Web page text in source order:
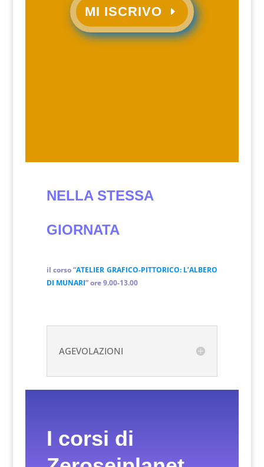
MI ISCRIVO
NELLA STESSA
GIORNATA
il corso “ATELIER GRAFICO-PITTORICO: L’ALBERO
DI MUNARI” ore 9.00-13.00
AGEVOLAZIONI
I corsi di